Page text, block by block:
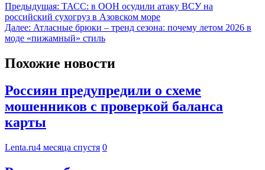
Предыдущая: ТАСС: в ООН осудили атаку ВСУ на
российский сухогруз в Азовском море
Далее: Атласные брюки – тренд сезона: почему летом 2026 в
моде «пижамный» стиль
Похожие новости
Россиян предупредили о схеме
мошенников с проверкой баланса
карты
Lenta.ru4 месяца спустя 0